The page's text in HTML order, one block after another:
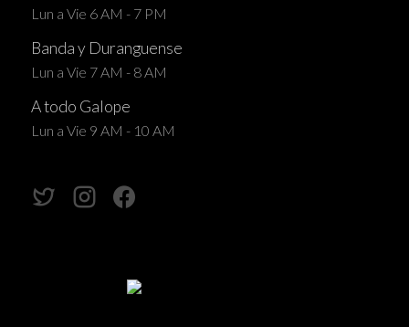
Lun a Vie 6 AM - 7 PM
Banda y Duranguense
Lun a Vie 7 AM - 8 AM
A todo Galope
Lun a Vie 9 AM - 10 AM